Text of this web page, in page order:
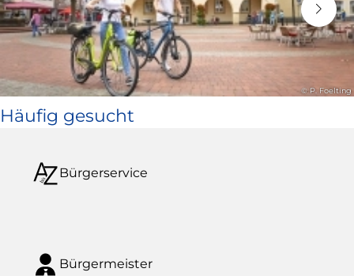
© P. Foelting
Häufig gesucht
Bürgerservice
Bürgermeister